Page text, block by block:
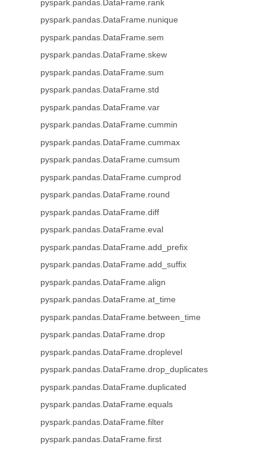
pyspark.pandas.DataFrame.rank
pyspark.pandas.DataFrame.nunique
pyspark.pandas.DataFrame.sem
pyspark.pandas.DataFrame.skew
pyspark.pandas.DataFrame.sum
pyspark.pandas.DataFrame.std
pyspark.pandas.DataFrame.var
pyspark.pandas.DataFrame.cummin
pyspark.pandas.DataFrame.cummax
pyspark.pandas.DataFrame.cumsum
pyspark.pandas.DataFrame.cumprod
pyspark.pandas.DataFrame.round
pyspark.pandas.DataFrame.diff
pyspark.pandas.DataFrame.eval
pyspark.pandas.DataFrame.add_prefix
pyspark.pandas.DataFrame.add_suffix
pyspark.pandas.DataFrame.align
pyspark.pandas.DataFrame.at_time
pyspark.pandas.DataFrame.between_time
pyspark.pandas.DataFrame.drop
pyspark.pandas.DataFrame.droplevel
pyspark.pandas.DataFrame.drop_duplicates
pyspark.pandas.DataFrame.duplicated
pyspark.pandas.DataFrame.equals
pyspark.pandas.DataFrame.filter
pyspark.pandas.DataFrame.first